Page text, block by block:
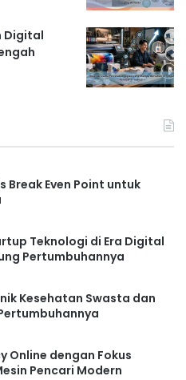
Digital
Break Even Point untuk
Teknologi di Era Digital
Pertumbuhannya
Kesehatan Swasta dan
Online dengan Fokus
Pencari Modern